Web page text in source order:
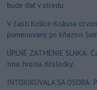
bude dať v stredu
V časti Košice-Krásna
pomenovaný po kňazovi
ÚPLNÉ ZATMENIE SLNKA:
tma, hrozia dôsledky
INTOXIKOVALA SA OSOBA: